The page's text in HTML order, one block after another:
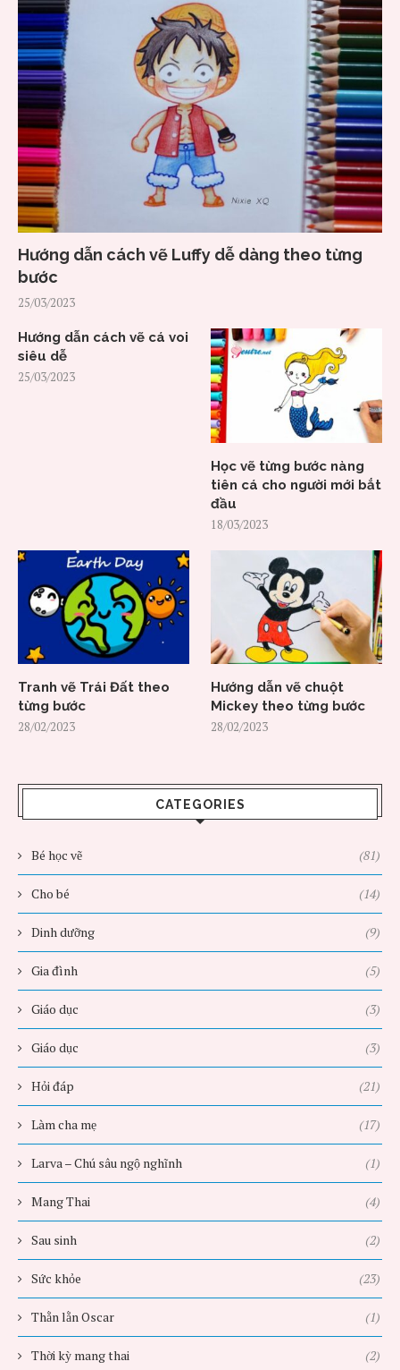
Hướng dẫn cách vẽ Luffy dễ dàng theo từng
bước
25/03/2023
Hướng dẫn cách vẽ cá voi
siêu dễ
25/03/2023
Học vẽ từng bước nàng
tiên cá cho người mới bắt
đầu
18/03/2023
Tranh vẽ Trái Đất theo
từng bước
28/02/2023
Hướng dẫn vẽ chuột
Mickey theo từng bước
28/02/2023
CATEGORIES
Bé học vẽ (81)
Cho bé (14)
Dinh dưỡng (9)
Gia đình (5)
Giáo dục (3)
Giáo dục (3)
Hỏi đáp (21)
Làm cha mẹ (17)
Larva – Chú sâu ngộ nghĩnh (1)
Mang Thai (4)
Sau sinh (2)
Sức khỏe (23)
Thằn lằn Oscar (1)
Thời kỳ mang thai (2)